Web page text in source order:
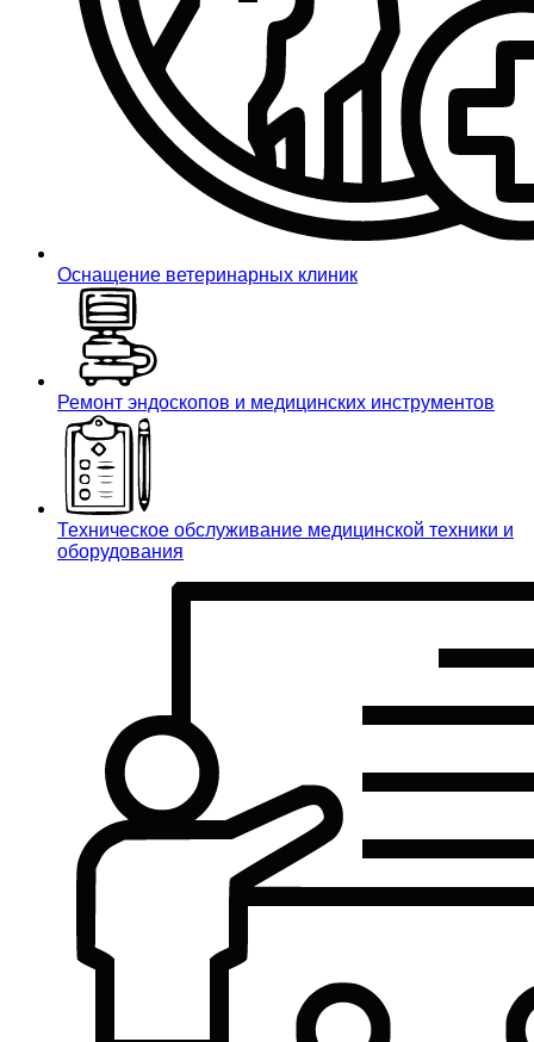
Оснащение ветеринарных клиник
Ремонт эндоскопов и медицинских инструментов
Техническое обслуживание медицинской техники и
оборудования